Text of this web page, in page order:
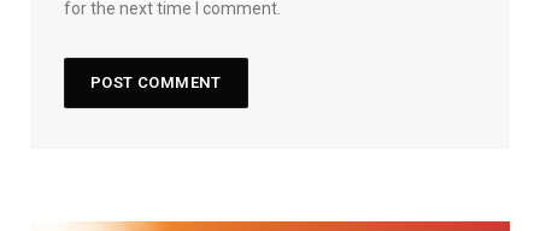
for the next time I comment.